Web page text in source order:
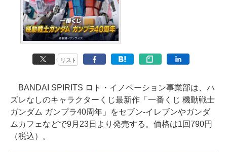
リスト
BANDAI SPIRITS ロト・イノベーション事業部は、ハ
ズレなしのキャラクターくじ最新作「一番くじ 機動戦士
ガンダム ガンプラ40周年」をセブン-イレブンやガンダ
ムカフェなどで9月23日より発売する。価格は1回790円
（税込）。